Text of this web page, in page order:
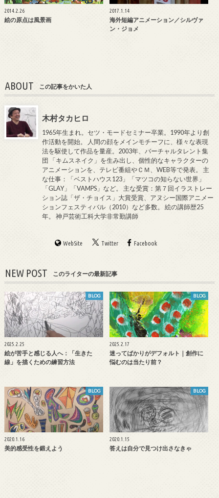
2014.2.26
絵の原点は風景画
2017.1.14
海外短編アニメーション／シルヴァ
ン・ジョメ
ABOUT この記事をかいた人
木村タカヒロ
1965年生まれ。セツ・モードセミナー卒業。1990年より創
作活動を開始。 人間の顔をメインモチーフに、様々な表現
法を駆使して作品を量産。2003年、バーチャルタレント集
団 「キムスネイク」を生み出し、個性的なキャラクターの
アニメーションを、テレビ番組やＣＭ、WEB等で発表。 主
な仕事：「ベストハウス123」「マツコの知らない世界」
「GLAY」「VAMPS」など。 主な受賞：第７回イラストレー
ション誌「ザ・チョイス」大賞受賞、アヌシー国際アニメー
ションフェスティバル（2010）など多数。 絵の講師歴25
年。 神戸芸術工科大学非常勤講師
WebSite Twitter Facebook
NEW POST このライターの最新記事
BLOG
2025.2.25
絵が苦手と感じる人へ：「生きた
線」を描くための練習方法
BLOG
2025.2.17
迷ってばかりがデフォルト｜創作に
悩むのは当たり前？
BLOG
2020.1.16
美的感受性を鍛えよう
BLOG
2020.1.15
答えは自分で見つけ出さなきゃ